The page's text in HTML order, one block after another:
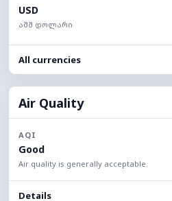
USD
აშშ დოლარი
All currencies
Air Quality
AQI
Good
Air quality is generally acceptable.
Details